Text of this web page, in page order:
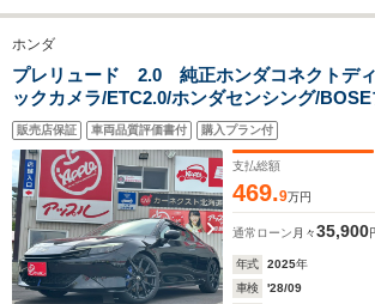
ホンダ
プレリュード 2.0 純正ホンダコネクトデ
ックカメラ/ETC2.0/ホンダセンシング/
サウンドシステム/メタル製パドルシフト/減
コンビシート/シートヒーター/LEDヘッドラン
販売店保証 車両品質評価書付 購入プラン付
支払総額
469.9万円
通常ローン 月々35,900
年式 2025年
車検
'28/09